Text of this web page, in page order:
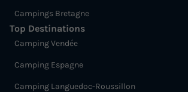
Campings Bretagne
Top Destinations
Camping Vendée
Camping Espagne
Camping Languedoc-Roussillon